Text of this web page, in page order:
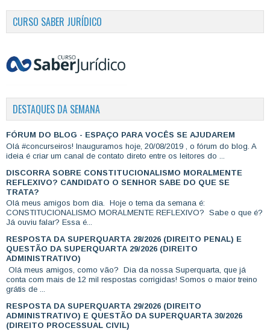
CURSO SABER JURÍDICO
DESTAQUES DA SEMANA
FÓRUM DO BLOG - ESPAÇO PARA VOCÊS SE AJUDAREM
Olá #concurseiros! Inauguramos hoje, 20/08/2019 , o fórum do blog. A
ideia é criar um canal de contato direto entre os leitores do ...
DISCORRA SOBRE CONSTITUCIONALISMO MORALMENTE
REFLEXIVO? CANDIDATO O SENHOR SABE DO QUE SE
TRATA?
Olá meus amigos bom dia. Hoje o tema da semana é:
CONSTITUCIONALISMO MORALMENTE REFLEXIVO? Sabe o que é?
Já ouviu falar? Essa é...
RESPOSTA DA SUPERQUARTA 28/2026 (DIREITO PENAL) E
QUESTÃO DA SUPERQUARTA 29/2026 (DIREITO
ADMINISTRATIVO)
Olá meus amigos, como vão? Dia da nossa Superquarta, que já
conta com mais de 12 mil respostas corrigidas! Somos o maior treino
grátis de ...
RESPOSTA DA SUPERQUARTA 29/2026 (DIREITO
ADMINISTRATIVO) E QUESTÃO DA SUPERQUARTA 30/2026
(DIREITO PROCESSUAL CIVIL)